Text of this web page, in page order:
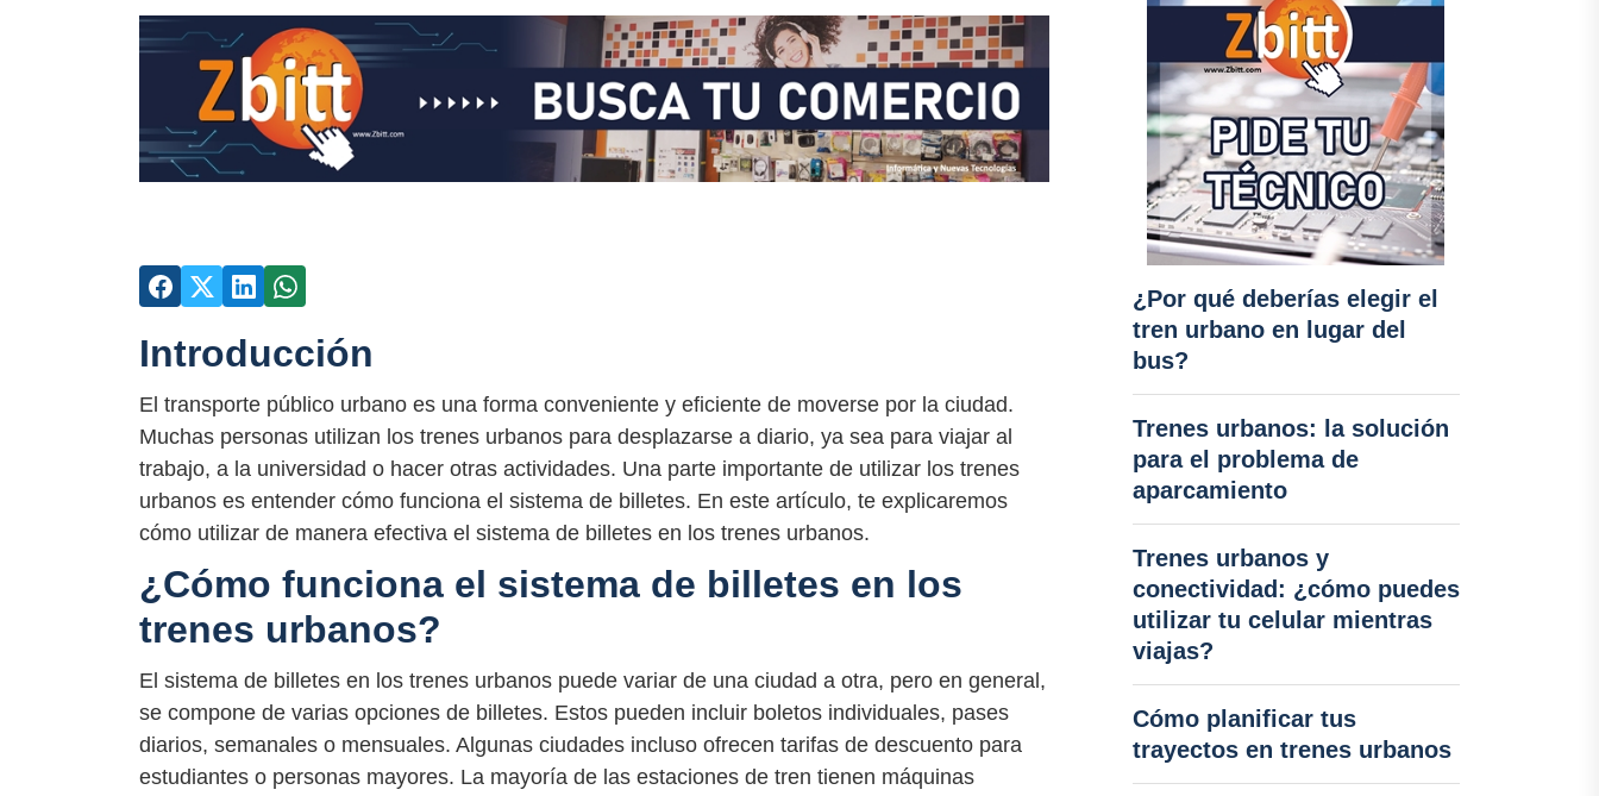
Introducción
El transporte público urbano es una forma conveniente y eficiente de moverse por la ciudad.
Muchas personas utilizan los trenes urbanos para desplazarse a diario, ya sea para viajar al
trabajo, a la universidad o hacer otras actividades. Una parte importante de utilizar los trenes
urbanos es entender cómo funciona el sistema de billetes. En este artículo, te explicaremos
cómo utilizar de manera efectiva el sistema de billetes en los trenes urbanos.
¿Cómo funciona el sistema de billetes en los
trenes urbanos?
El sistema de billetes en los trenes urbanos puede variar de una ciudad a otra, pero en general,
se compone de varias opciones de billetes. Estos pueden incluir boletos individuales, pases
diarios, semanales o mensuales. Algunas ciudades incluso ofrecen tarifas de descuento para
estudiantes o personas mayores. La mayoría de las estaciones de tren tienen máquinas
¿Por qué deberías elegir el
tren urbano en lugar del
bus?
Trenes urbanos: la solución
para el problema de
aparcamiento
Trenes urbanos y
conectividad: ¿cómo puedes
utilizar tu celular mientras
viajas?
Cómo planificar tus
trayectos en trenes urbanos